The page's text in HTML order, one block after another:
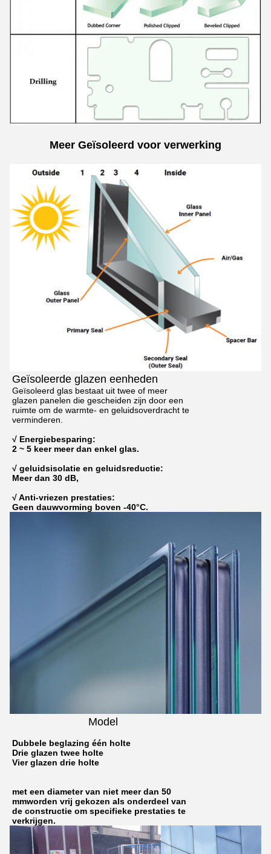
Meer Geïsoleerd voor verwerking
Geïsoleerde glazen eenheden
Geïsoleerd glas bestaat uit twee of meer
glazen panelen die gescheiden zijn door een
ruimte om de warmte- en geluidsoverdracht te
verminderen.
√ Energiebesparing:
2 ~ 5 keer meer dan enkel glas.
√ geluidsisolatie en geluidsreductie:
Meer dan 30 dB,
√ Anti-vriezen prestaties:
Geen dauwvorming boven -40°C.
Model
Dubbele beglazing één holte
Drie glazen twee holte
Vier glazen drie holte
met een diameter van niet meer dan 50
mmworden vrij gekozen als onderdeel van
de constructie om specifieke prestaties te
verkrijgen.